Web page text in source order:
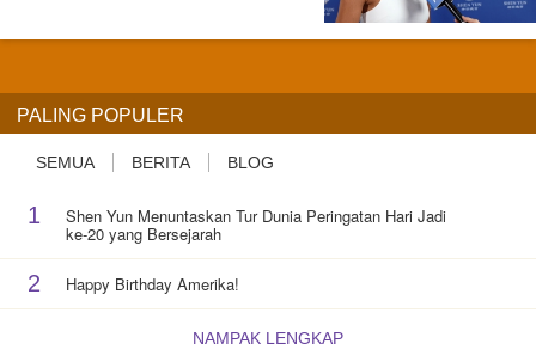
PALING POPULER
SEMUA BERITA BLOG
1 Shen Yun Menuntaskan Tur Dunia Peringatan Hari Jadi
ke-20 yang Bersejarah
2 Happy Birthday Amerika!
NAMPAK LENGKAP